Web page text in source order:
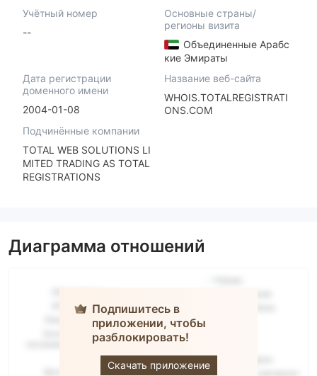
Учётный номер
--
Основные страны/
регионы визита
Объединенные Арабс
кие Эмираты
Дата регистрации
доменного имени
2004-01-08
Название веб-сайта
WHOIS.TOTALREGISTRATI
ONS.COM
Подчинённые компании
TOTAL WEB SOLUTIONS LI
MITED TRADING AS TOTAL
REGISTRATIONS
Диаграмма отношений
Подпишитесь в
приложении, чтобы
разблокировать!
Скачать приложение
SPREAD CO